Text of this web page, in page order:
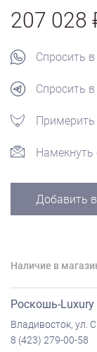
207 028
Спросить
Спросить
Намекнуть
Добавить
Наличие в
Роскошь-Luxury
Владивосток, ул.
8 (423) 279-00-58